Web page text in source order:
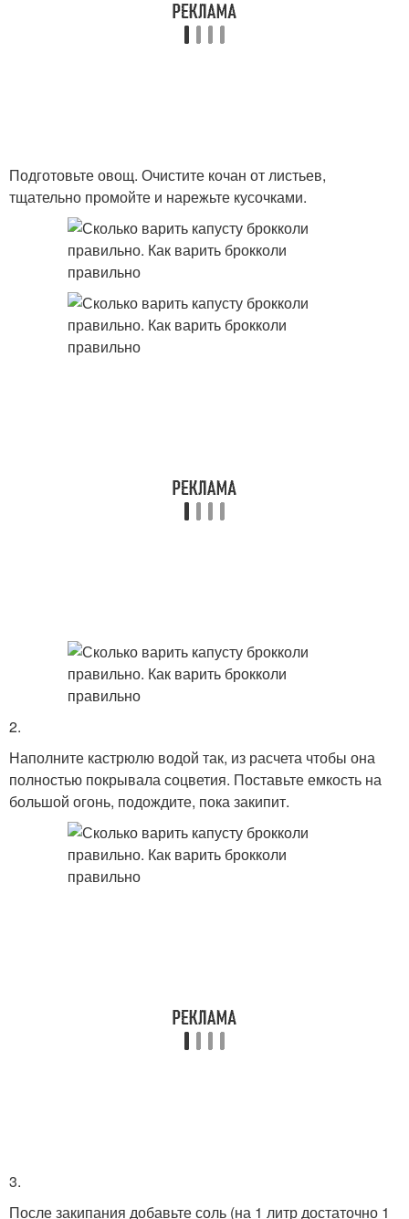
Подготовьте овощ. Очистите кочан от листьев,
тщательно промойте и нарежьте кусочками.
2.
Наполните кастрюлю водой так, из расчета чтобы она
полностью покрывала соцветия. Поставьте емкость на
большой огонь, подождите, пока закипит.
3.
После закипания добавьте соль (на 1 литр достаточно 1